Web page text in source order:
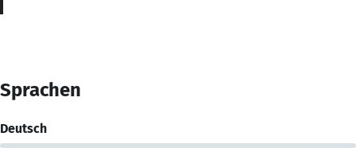
Sprachen
Deutsch